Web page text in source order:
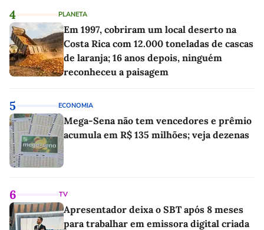
4 PLANETA
Em 1997, cobriram um local deserto na
Costa Rica com 12.000 toneladas de cascas
de laranja; 16 anos depois, ninguém
reconheceu a paisagem
5 ECONOMIA
Mega-Sena não tem vencedores e prêmio
acumula em R$ 135 milhões; veja dezenas
6 TV
Apresentador deixa o SBT após 8 meses
para trabalhar em emissora digital criada